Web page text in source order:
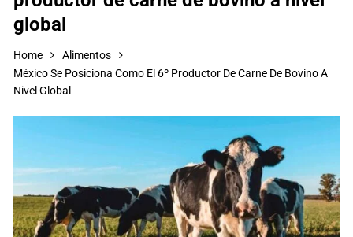
global
Home
Alimentos
México Se Posiciona Como El 6º Productor De Carne De Bovino A
Nivel Global